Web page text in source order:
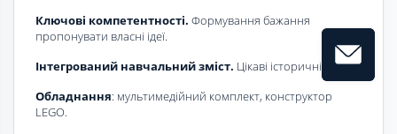
Ключові компетентності. Формування бажання
пропонувати власні ідеї.
Інтегрований навчальний зміст. Цікаві історичні факти.
Обладнання: мультимедійний комплект, конструктор
LEGO.